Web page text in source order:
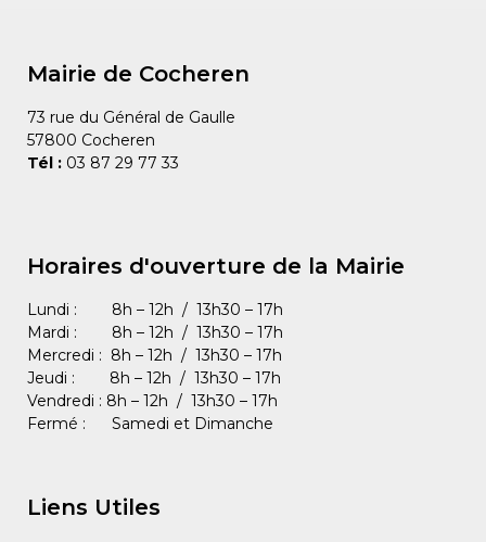
Mairie de Cocheren
73 rue du Général de Gaulle
57800 Cocheren
Tél : 03 87 29 77 33
Horaires d'ouverture de la Mairie
Lundi : 8h – 12h / 13h30 – 17h
Mardi : 8h – 12h / 13h30 – 17h
Mercredi : 8h – 12h / 13h30 – 17h
Jeudi : 8h – 12h / 13h30 – 17h
Vendredi : 8h – 12h / 13h30 – 17h
Fermé : Samedi et Dimanche
Liens Utiles